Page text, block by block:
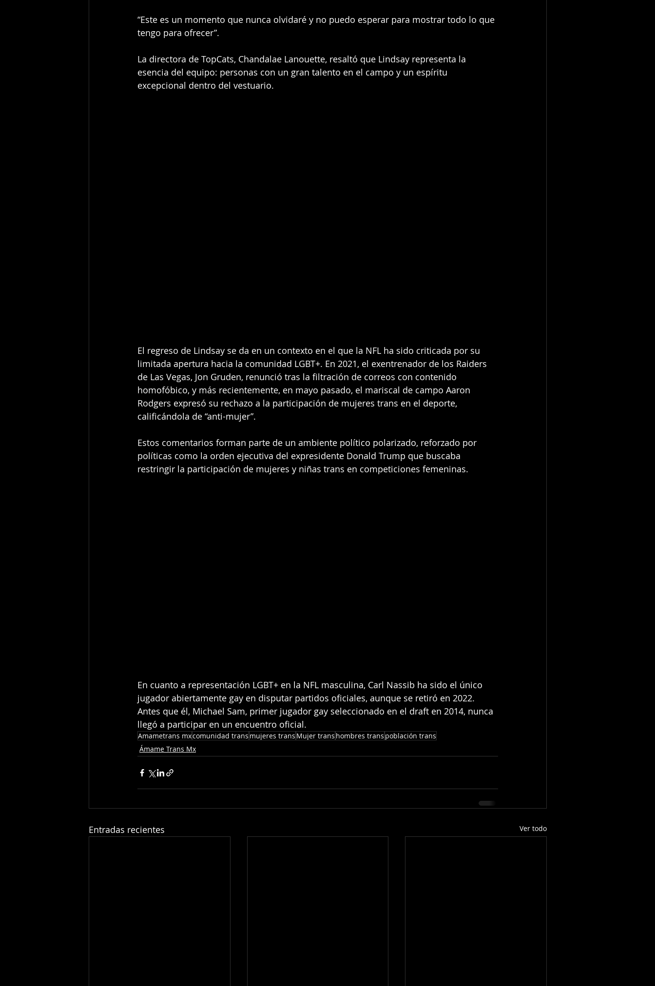
“Este es un momento que nunca olvidaré y no puedo esperar para mostrar todo lo que
tengo para ofrecer”.
La directora de TopCats, Chandalae Lanouette, resaltó que Lindsay representa la
esencia del equipo: personas con un gran talento en el campo y un espíritu
excepcional dentro del vestuario.
El regreso de Lindsay se da en un contexto en el que la NFL ha sido criticada por su
limitada apertura hacia la comunidad LGBT+. En 2021, el exentrenador de los Raiders
de Las Vegas, Jon Gruden, renunció tras la filtración de correos con contenido
homofóbico, y más recientemente, en mayo pasado, el mariscal de campo Aaron
Rodgers expresó su rechazo a la participación de mujeres trans en el deporte,
calificándola de “anti-mujer”.
Estos comentarios forman parte de un ambiente político polarizado, reforzado por
políticas como la orden ejecutiva del expresidente Donald Trump que buscaba
restringir la participación de mujeres y niñas trans en competiciones femeninas.
En cuanto a representación LGBT+ en la NFL masculina, Carl Nassib ha sido el único
jugador abiertamente gay en disputar partidos oficiales, aunque se retiró en 2022.
Antes que él, Michael Sam, primer jugador gay seleccionado en el draft en 2014, nunca
llegó a participar en un encuentro oficial.
Amametrans mxcomunidad trans mujeres trans Mujer trans hombres trans población trans
Ámame Trans Mx
Entradas recientes Ver todo